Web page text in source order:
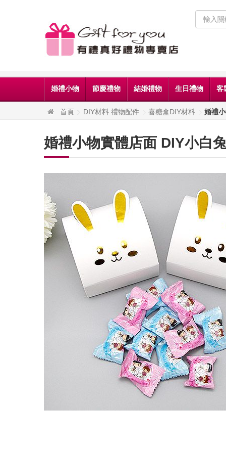
婚禮小物 節慶禮物 結婚禮物 生日禮物 客
首頁 DIY材料 禮物配件 喜糖盒DIY材料 婚禮
婚禮小物實體店面 DIY小白